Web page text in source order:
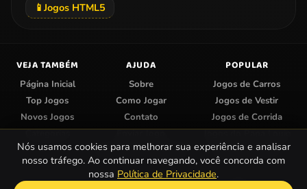
📱 Jogos HTML5
VEJA TAMBÉM
Página Inicial
Top Jogos
Novos Jogos
Categorias
AJUDA
Sobre
Como Jogar
Contato
Enviar Jogo
Centro de Privacidade
POPULAR
Jogos de Carros
Jogos de Vestir
Jogos de Corrida
Jogos do Papa Louie
Jogos de Colorir
Nós usamos cookies para melhorar sua experiência e analisar
nosso tráfego. Ao continuar navegando, você concorda com
nossa Política de Privacidade.